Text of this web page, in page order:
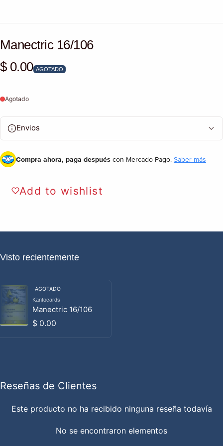
Manectric 16/106
Precio habitual
$ 0.00 AGOTADO
Agotado
Envios
Compra ahora, paga después con Mercado Pago. Saber más
Add to wishlist
Visto recientemente
AGOTADO
Proveedor:
Kantocards
Manectric 16/106
Precio habitual
$ 0.00
Reseñas de Clientes
Este producto no ha recibido ninguna reseña todavía
No se encontraron elementos